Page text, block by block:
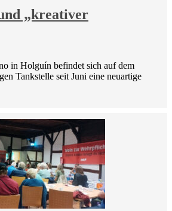
„kreativer
in Holguín befindet sich auf dem
Tankstelle seit Juni eine neuartige